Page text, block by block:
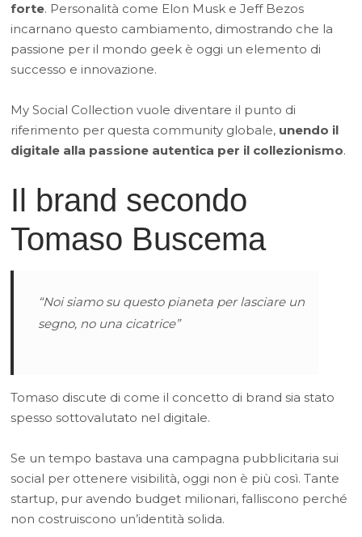
forte. Personalità come Elon Musk e Jeff Bezos
incarnano questo cambiamento, dimostrando che la
passione per il mondo geek è oggi un elemento di
successo e innovazione.
My Social Collection vuole diventare il punto di
riferimento per questa community globale, unendo il
digitale alla passione autentica per il collezionismo.
Il brand secondo
Tomaso Buscema
“Noi siamo su questo pianeta per lasciare un
segno, no una cicatrice”
Tomaso discute di come il concetto di brand sia stato
spesso sottovalutato nel digitale.
Se un tempo bastava una campagna pubblicitaria sui
social per ottenere visibilità, oggi non è più così. Tante
startup, pur avendo budget milionari, falliscono perché
non costruiscono un’identità solida.